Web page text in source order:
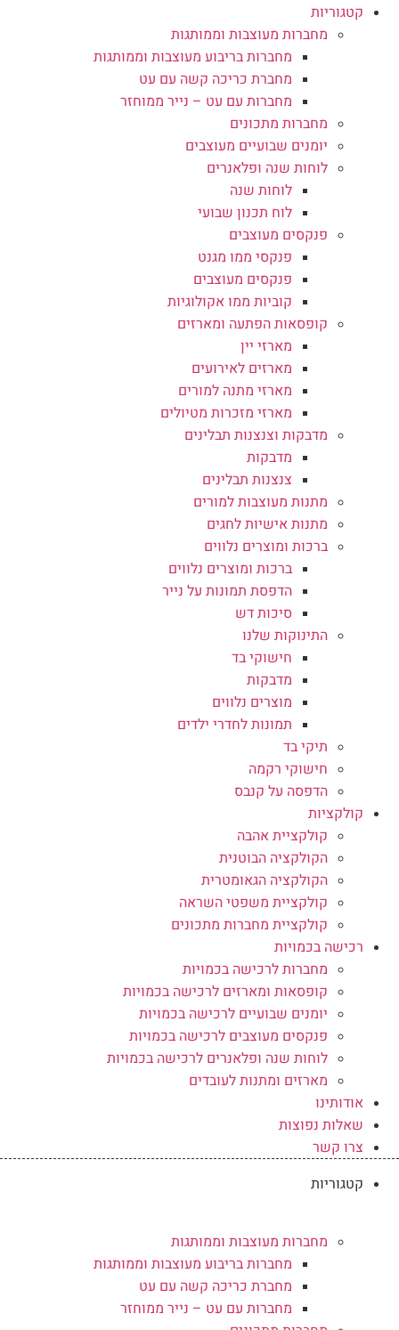
קטגוריות
מחברות מעוצבות וממותגות
מחברות בריבוע מעוצבות וממותגות
מחברת כריכה קשה עם עט
מחברות עם עט – נייר ממוחזר
מחברות מתכונים
יומנים שבועיים מעוצבים
לוחות שנה ופלאנרים
לוחות שנה
לוח תכנון שבועי
פנקסים מעוצבים
פנקסי ממו מגנט
פנקסים מעוצבים
קוביות ממו אקולוגיות
קופסאות הפתעה ומארזים
מארזי יין
מארזים לאירועים
מארזי מתנה למורים
מארזי מזכרות מטיולים
מדבקות וצנצנות תבלינים
מדבקות
צנצנות תבלינים
מתנות מעוצבות למורים
מתנות אישיות לחגים
ברכות ומוצרים נלווים
ברכות ומוצרים נלווים
הדפסת תמונות על נייר
סיכות דש
התינוקות שלנו
חישוקי בד
מדבקות
מוצרים נלווים
תמונות לחדרי ילדים
תיקי בד
חישוקי רקמה
הדפסה על קנבס
קולקציות
קולקציית אהבה
הקולקציה הבוטנית
הקולקציה הגאומטרית
קולקציית משפטי השראה
קולקציית מחברות מתכונים
רכישה בכמויות
מחברות לרכישה בכמויות
קופסאות ומארזים לרכישה בכמויות
יומנים שבועיים לרכישה בכמויות
פנקסים מעוצבים לרכישה בכמויות
לוחות שנה ופלאנרים לרכישה בכמויות
מארזים ומתנות לעובדים
אודותינו
שאלות נפוצות
צרו קשר
קטגוריות
מחברות מעוצבות וממותגות
מחברות בריבוע מעוצבות וממותגות
מחברת כריכה קשה עם עט
מחברות עם עט – נייר ממוחזר